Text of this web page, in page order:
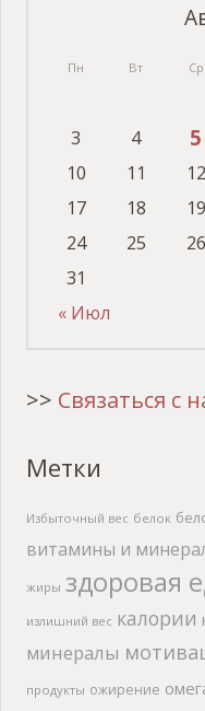
Пн Вт Ср
« Июл
3
4 5
10
11 12
17
18 19
24
25 26
31
>> Связаться с
Метки
Избыточный вес белок
витамины и
жиры здоровая
излишний вес калории
минералы
продукты ожирение